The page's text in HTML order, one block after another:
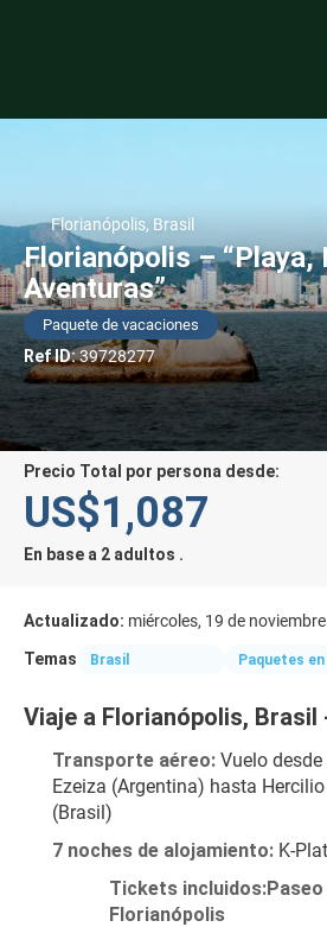
Florianópolis, Brasil
Florianópolis – “Playa,
Aventuras”
Paquete de vacaciones
Ref ID:39728277
Precio Total por persona desde:
US$1,087
En base a 2 adultos .
Actualizado: miércoles, 19 de
Temas
Brasil Paquetes
Viaje a Florianópolis, Brasil
Transporte aéreo: Vuelo
Ezeiza (Argentina) hasta
(Brasil)
7 noches de alojamiento: K-
Tickets
Florianópolis